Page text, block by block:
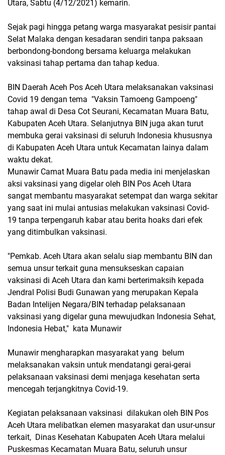
Utara, Sabtu (4/12/2021) kemarin.
Sejak pagi hingga petang warga masyarakat pesisir pantai
Selat Malaka dengan kesadaran sendiri tanpa paksaan
berbondong-bondong bersama keluarga melakukan
vaksinasi tahap pertama dan tahap kedua.
BIN Daerah Aceh Pos Aceh Utara melaksanakan vaksinasi
Covid 19 dengan tema "Vaksin Tamoeng Gampoeng"
tahap awal di Desa Cot Seurani, Kecamatan Muara Batu,
Kabupaten Aceh Utara. Selanjutnya BIN juga akan turut
membuka gerai vaksinasi di seluruh Indonesia khususnya
di Kabupaten Aceh Utara untuk Kecamatan lainya dalam
waktu dekat.
Munawir Camat Muara Batu pada media ini menjelaskan
aksi vaksinasi yang digelar oleh BIN Pos Aceh Utara
sangat membantu masyarakat setempat dan warga sekitar
yang saat ini mulai antusias melakukan vaksinasi Covid-
19 tanpa terpengaruh kabar atau berita hoaks dari efek
yang ditimbulkan vaksinasi.
"Pemkab. Aceh Utara akan selalu siap membantu BIN dan
semua unsur terkait guna mensukseskan capaian
vaksinasi di Aceh Utara dan kami berterimaksih kepada
Jendral Polisi Budi Gunawan yang merupakan Kepala
Badan Intelijen Negara/BIN terhadap pelaksanaan
vaksinasi yang digelar guna mewujudkan Indonesia Sehat,
Indonesia Hebat," kata Munawir
Munawir mengharapkan masyarakat yang belum
melaksanakan vaksin untuk mendatangi gerai-gerai
pelaksanaan vaksinasi demi menjaga kesehatan serta
mencegah terjangkitnya Covid-19.
Kegiatan pelaksanaan vaksinasi dilakukan oleh BIN Pos
Aceh Utara melibatkan elemen masyarakat dan usur-unsur
terkait, Dinas Kesehatan Kabupaten Aceh Utara melalui
Puskesmas Kecamatan Muara Batu, seluruh unsur